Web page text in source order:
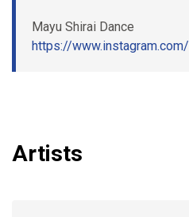
Mayu Shirai Dance
https://
Artists